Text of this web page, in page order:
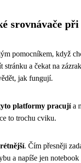
srovnávače
pomocníkem, když
stránku a čekat na
jak fungují.
platformy pracujía
to trochu cviku.
. Čím přesněji
a napíše jen